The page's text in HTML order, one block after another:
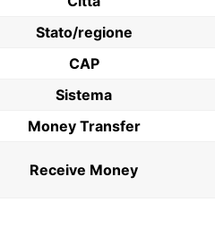
Stato/regione
CAP
Sistema
Money Transfer
Receive Money